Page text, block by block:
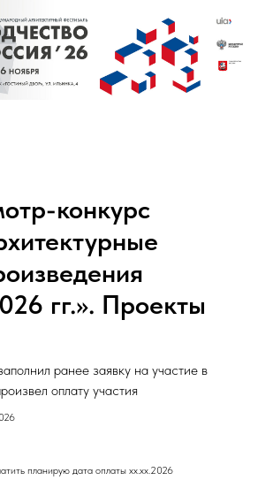
конкурс
гг.». Проекты
ранее заявку на участие в
оплату участия
планирую дата оплаты хх.хх.2026